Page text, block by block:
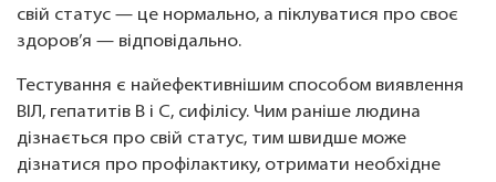
свій статус — це нормально, а піклуватися про своє
здоров’я — відповідально.
Тестування є найефективнішим способом виявлення
ВІЛ, гепатитів B і C, сифілісу. Чим раніше людина
дізнається про свій статус, тим швидше може
дізнатися про профілактику, отримати необхідне